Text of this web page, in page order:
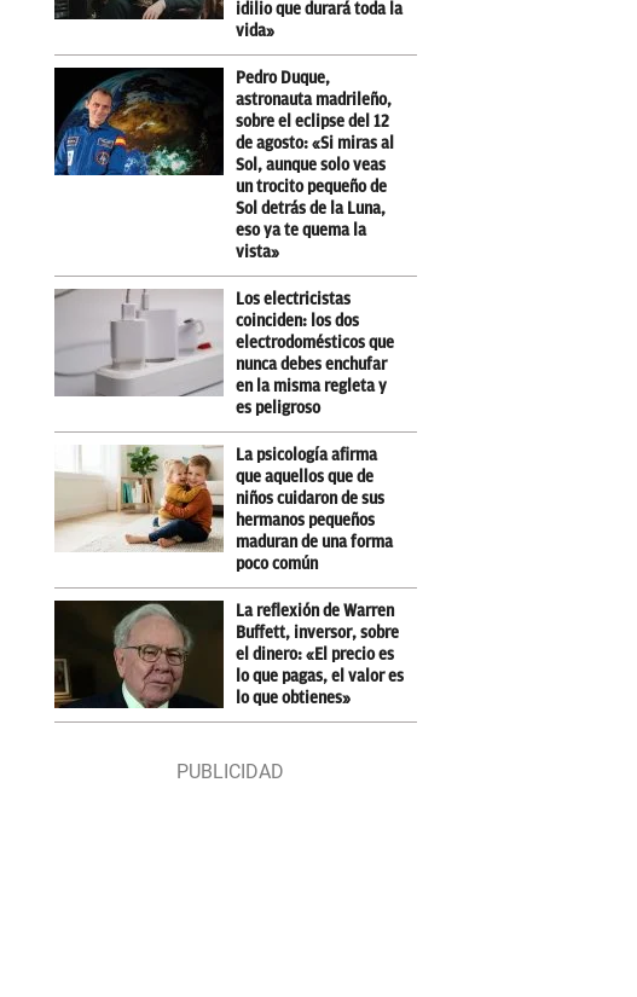
idilio que durará toda la
vida»
Pedro Duque,
astronauta madrileño,
sobre el eclipse del 12
de agosto: «Si miras al
Sol, aunque solo veas
un trocito pequeño de
Sol detrás de la Luna,
eso ya te quema la
vista»
Los electricistas
coinciden: los dos
electrodomésticos que
nunca debes enchufar
en la misma regleta y
es peligroso
La psicología afirma
que aquellos que de
niños cuidaron de sus
hermanos pequeños
maduran de una forma
poco común
La reflexión de Warren
Buffett, inversor, sobre
el dinero: «El precio es
lo que pagas, el valor es
lo que obtienes»